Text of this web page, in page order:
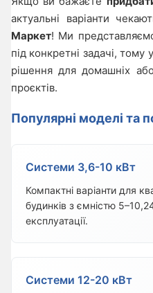
актуальні варіанти
Маркет! Ми
під конкретні задачі,
рішення для домашніх
проєктів.
Популярні моделі та
Системи 3,6-10 кВт
Компактні варіанти для
будинків з ємністю
експлуатації.
Системи 12-20 кВт